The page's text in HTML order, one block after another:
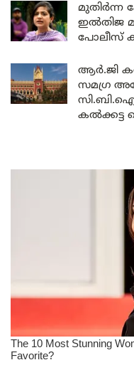
മുതിർന്ന
ഇൽതിജ
പോലീസ്
ആർ.ജി
സമഗ്ര
സി.ബി.ഐ
കൽക്കട്ട